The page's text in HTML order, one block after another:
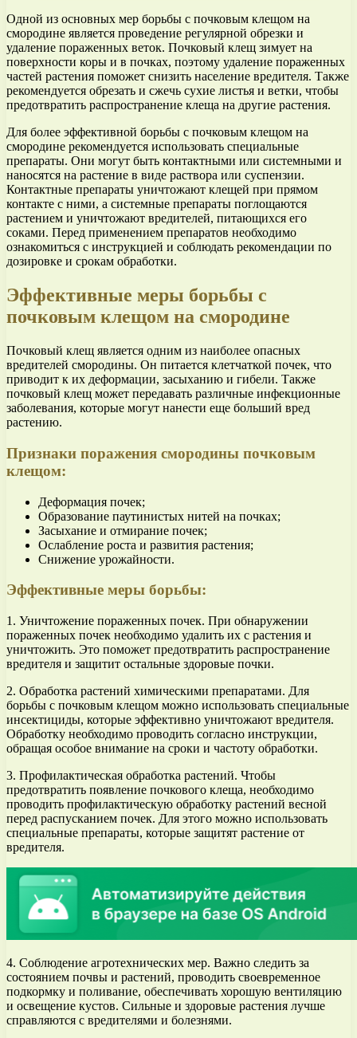
Одной из основных мер борьбы с почковым клещом на
смородине является проведение регулярной обрезки и
удаление пораженных веток. Почковый клещ зимует на
поверхности коры и в почках, поэтому удаление пораженных
частей растения поможет снизить население вредителя. Также
рекомендуется обрезать и сжечь сухие листья и ветки, чтобы
предотвратить распространение клеща на другие растения.
Для более эффективной борьбы с почковым клещом на
смородине рекомендуется использовать специальные
препараты. Они могут быть контактными или системными и
наносятся на растение в виде раствора или суспензии.
Контактные препараты уничтожают клещей при прямом
контакте с ними, а системные препараты поглощаются
растением и уничтожают вредителей, питающихся его
соками. Перед применением препаратов необходимо
ознакомиться с инструкцией и соблюдать рекомендации по
дозировке и срокам обработки.
Эффективные меры борьбы с
почковым клещом на смородине
Почковый клещ является одним из наиболее опасных
вредителей смородины. Он питается клетчаткой почек, что
приводит к их деформации, засыханию и гибели. Также
почковый клещ может передавать различные инфекционные
заболевания, которые могут нанести еще больший вред
растению.
Признаки поражения смородины почковым
клещом:
Деформация почек;
Образование паутинистых нитей на почках;
Засыхание и отмирание почек;
Ослабление роста и развития растения;
Снижение урожайности.
Эффективные меры борьбы:
1. Уничтожение пораженных почек. При обнаружении
пораженных почек необходимо удалить их с растения и
уничтожить. Это поможет предотвратить распространение
вредителя и защитит остальные здоровые почки.
2. Обработка растений химическими препаратами. Для
борьбы с почковым клещом можно использовать специальные
инсектициды, которые эффективно уничтожают вредителя.
Обработку необходимо проводить согласно инструкции,
обращая особое внимание на сроки и частоту обработки.
3. Профилактическая обработка растений. Чтобы
предотвратить появление почкового клеща, необходимо
проводить профилактическую обработку растений весной
перед распусканием почек. Для этого можно использовать
специальные препараты, которые защитят растение от
вредителя.
4. Соблюдение агротехнических мер. Важно следить за
состоянием почвы и растений, проводить своевременное
подкормку и поливание, обеспечивать хорошую вентиляцию
и освещение кустов. Сильные и здоровые растения лучше
справляются с вредителями и болезнями.